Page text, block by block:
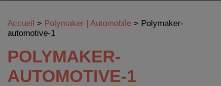
Accueil > Polymaker | Automobile > Polymaker-
automotive-1
POLYMAKER-
AUTOMOTIVE-1